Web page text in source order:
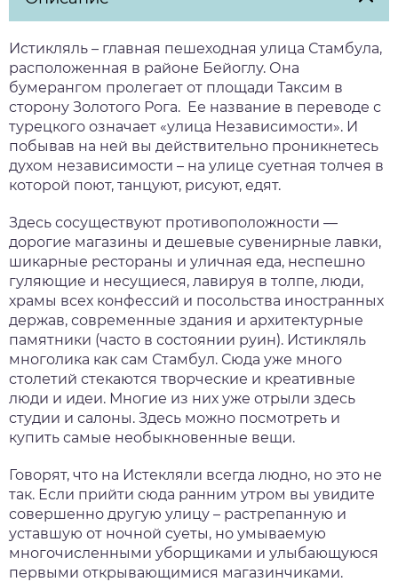
Истикляль – главная пешеходная улица Стамбула,
расположенная в районе Бейоглу. Она
бумерангом пролегает от площади Таксим в
сторону Золотого Рога. Ее название в переводе с
турецкого означает «улица Независимости». И
побывав на ней вы действительно проникнетесь
духом независимости – на улице суетная толчея в
которой поют, танцуют, рисуют, едят.
Здесь сосуществуют противоположности —
дорогие магазины и дешевые сувенирные лавки,
шикарные рестораны и уличная еда, неспешно
гуляющие и несущиеся, лавируя в толпе, люди,
храмы всех конфессий и посольства иностранных
держав, современные здания и архитектурные
памятники (часто в состоянии руин). Истикляль
многолика как сам Стамбул. Сюда уже много
столетий стекаются творческие и креативные
люди и идеи. Многие из них уже отрыли здесь
студии и салоны. Здесь можно посмотреть и
купить самые необыкновенные вещи.
Говорят, что на Истекляли всегда людно, но это не
так. Если прийти сюда ранним утром вы увидите
совершенно другую улицу – растрепанную и
уставшую от ночной суеты, но умываемую
многочисленными уборщиками и улыбающуюся
первыми открывающимися магазинчиками.